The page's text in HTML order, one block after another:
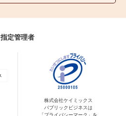
指定管理者
株式会社ケイミックス
パブリックビジネスは
「プライバシーマーク」を